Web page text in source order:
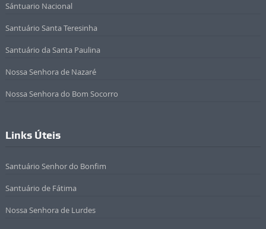
Sántuario Nacional
Santuário Santa Teresinha
Santuário da Santa Paulina
Nossa Senhora de Nazaré
Nossa Senhora do Bom Socorro
Links Úteis
Santuário Senhor do Bonfim
Santuário de Fátima
Nossa Senhora de Lurdes